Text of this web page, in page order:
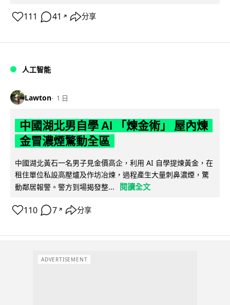
111 41 ↗ 分享
人工智能
Lawton 1 日
中國湖北男自學 AI 「煉金術」 屋內煉
金冒濃煙驚動全區
中國湖北黃石一名男子見金價高企，利用 AI 自學提煉黃金，在
租住單位私設高壓爐及作坊冶煉，過程產生大量刺鼻濃煙，驚
動鄰居報警。警方到場揭發整...
閱讀全文
110 7 ↗ 分享
ADVERTISEMENT